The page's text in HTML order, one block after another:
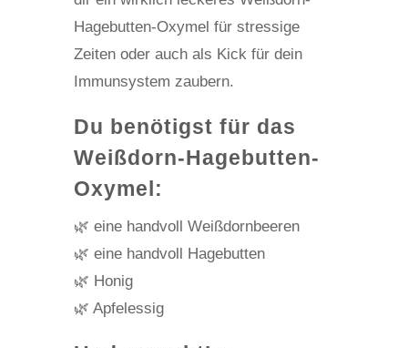
Hagebutten-Oxymel für stressige
Zeiten oder auch als Kick für dein
Immunsystem zaubern.
Du benötigst für das
Weißdorn-Hagebutten-
Oxymel:
🌿 eine handvoll Weißdornbeeren
🌿 eine handvoll Hagebutten
🌿 Honig
🌿 Apfelessig